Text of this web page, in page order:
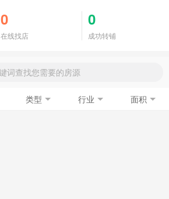
0
在线找店
0
成功转铺
类型 行业 面积